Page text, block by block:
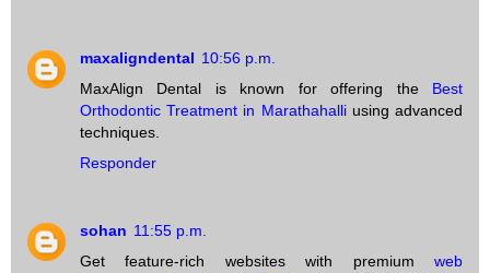
maxaligndental 10:56 p.m.
MaxAlign Dental is known for offering the Best
Orthodontic Treatment in Marathahalli using advanced
techniques.
Responder
sohan 11:55 p.m.
Get feature-rich websites with premium web